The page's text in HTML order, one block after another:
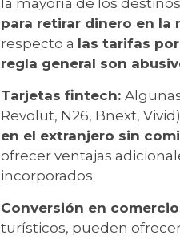
la mayoría de los
para retirar dinero en la
respecto a las tarifas
regla general son
Tarjetas fintech:
Revolut, N26, Bnext,
en el extranjero sin
ofrecer ventajas
incorporados.
Conversión en
turísticos, pueden